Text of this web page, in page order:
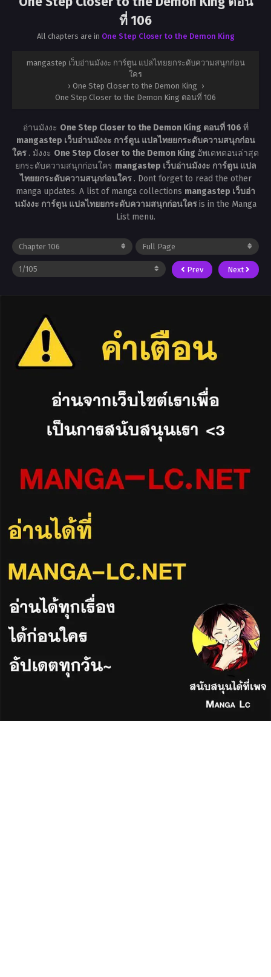
ที่ 106
All chapters are in One Step Closer to the Demon King
mangastep เว็บอ่านมังงะ การ์ตูน แปลไทยยกระดับความสนุกก่อน
ใคร
› One Step Closer to the Demon King ›
One Step Closer to the Demon King ตอนที่ 106
อ่านมังงะ One Step Closer to the Demon King ตอนที่ 106 ที่
mangastep เว็บอ่านมังงะ การ์ตูน แปลไทยยกระดับความสนุกก่อน
ใคร . มังงะ One Step Closer to the Demon King อัพเดทตอนล่าสุด
ยกระดับความสนุกก่อนใคร mangastep เว็บอ่านมังงะ การ์ตูน แปล
ไทยยกระดับความสนุกก่อนใคร . Dont forget to read the other
manga updates. A list of manga collections mangastep เว็บอ่า
นมังงะ การ์ตูน แปลไทยยกระดับความสนุกก่อนใครis in the Manga
List menu.
Prev Next